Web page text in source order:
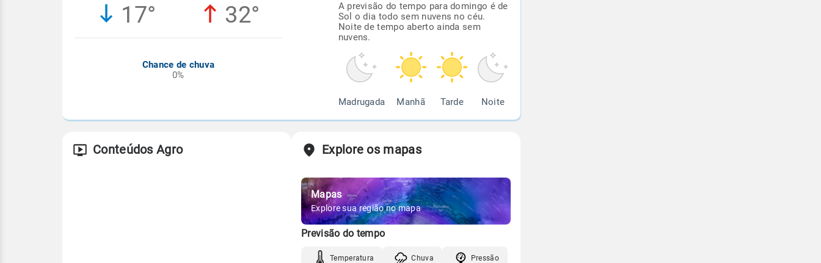
17° 32°
Chance de chuva
0%
A previsão do tempo para domingo é de
Sol o dia todo sem nuvens no céu.
Noite de tempo aberto ainda sem
nuvens.
Madrugada Manhã Tarde Noite
Conteúdos Agro Explore os mapas
Mapas
Explore sua região no mapa
Previsão do tempo
Temperatura Chuva Pressão